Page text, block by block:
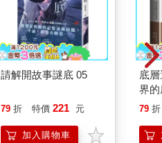
請解開故事謎底 05
79 折 特價 221 元
加入購物車
底
界
79 折